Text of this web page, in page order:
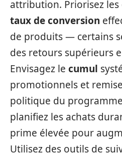
attribution. Priorisez
taux de conversion
de produits — certains
des retours supérieurs
Envisagez le cumul
promotionnels et
politique du
planifiez les achats
prime élevée pour
Utilisez des outils de